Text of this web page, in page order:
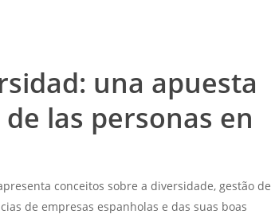
una apuesta
las personas en
conceitos sobre a diversidade, gestão de
de empresas espanholas e das suas boas